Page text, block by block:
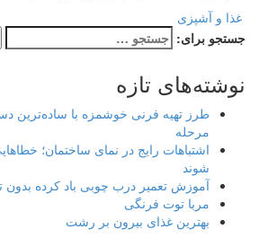
غذا و آشپزی
جستجو برای:
نوشته‌های تازه
طرز تهیه فرنی خوشمزه با ساده‌ترین
مرحله
اشتباهات رایج در نمای ساختمان؛
شوند
آموزش تعمیر درب چوبی باد کرده بدون
مربا توت فرنگی
بهترین غذای بیرون بر رشت